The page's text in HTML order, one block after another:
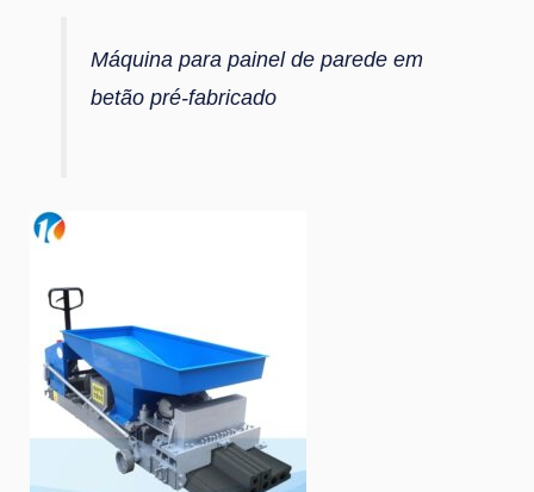
Máquina para painel de parede em
betão pré-fabricado